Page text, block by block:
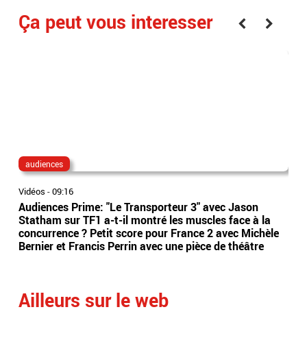
Ça peut vous interesser
audiences
Vidéos -09:16
Audiences Prime: "Le Transporteur 3" avec Jason
Statham sur TF1 a-t-il montré les muscles face à la
concurrence ? Petit score pour France 2 avec Michèle
Bernier et Francis Perrin avec une pièce de théâtre
Ailleurs sur le web